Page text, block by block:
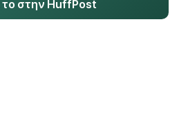
το στην HuffPost